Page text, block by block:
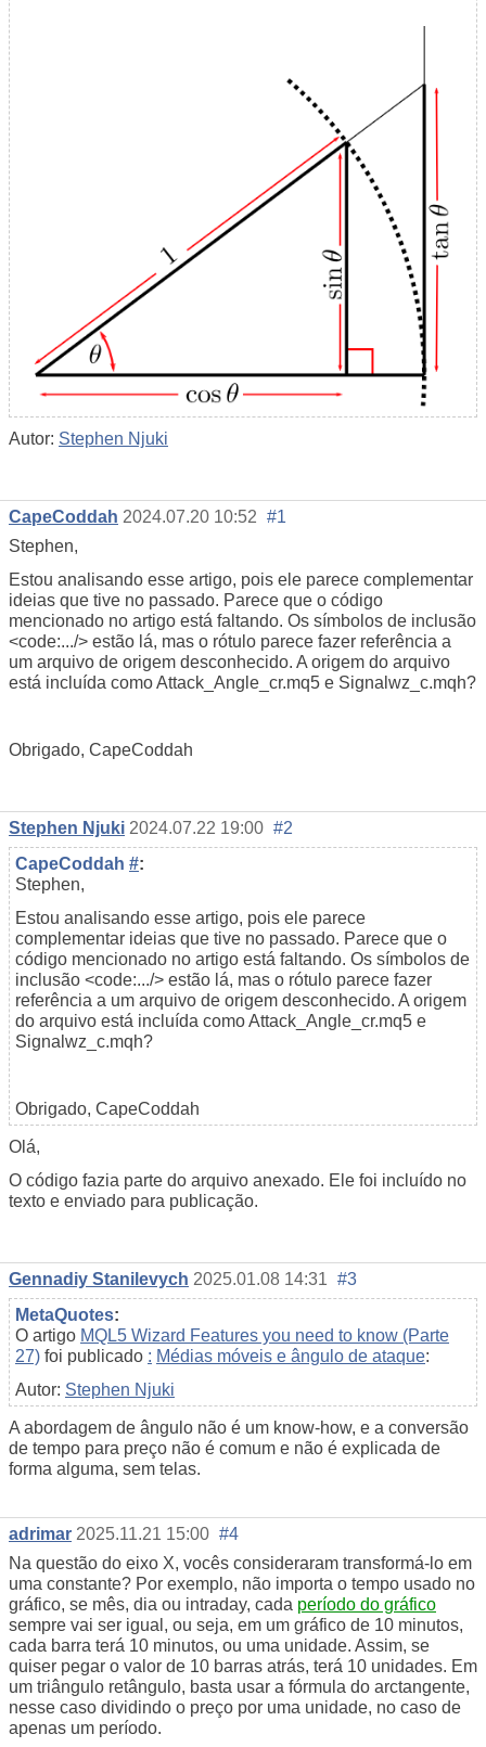
Autor: Stephen Njuki
CapeCoddah 2024.07.20 10:52 #1
Stephen,
Estou analisando esse artigo, pois ele parece complementar
ideias que tive no passado. Parece que o código
mencionado no artigo está faltando. Os símbolos de inclusão
<code:.../> estão lá, mas o rótulo parece fazer referência a
um arquivo de origem desconhecido. A origem do arquivo
está incluída como Attack_Angle_cr.mq5 e Signalwz_c.mqh?
Obrigado, CapeCoddah
Stephen Njuki 2024.07.22 19:00 #2
CapeCoddah #:
Stephen,
Estou analisando esse artigo, pois ele parece
complementar ideias que tive no passado. Parece que o
código mencionado no artigo está faltando. Os símbolos de
inclusão <code:.../> estão lá, mas o rótulo parece fazer
referência a um arquivo de origem desconhecido. A origem
do arquivo está incluída como Attack_Angle_cr.mq5 e
Signalwz_c.mqh?
Obrigado, CapeCoddah
Olá,
O código fazia parte do arquivo anexado. Ele foi incluído no
texto e enviado para publicação.
Gennadiy Stanilevych 2025.01.08 14:31 #3
MetaQuotes:
O artigo MQL5 Wizard Features you need to know (Parte
27) foi publicado : Médias móveis e ângulo de ataque:
Autor: Stephen Njuki
A abordagem de ângulo não é um know-how, e a conversão
de tempo para preço não é comum e não é explicada de
forma alguma, sem telas.
adrimar 2025.11.21 15:00 #4
Na questão do eixo X, vocês consideraram transformá-lo em
uma constante? Por exemplo, não importa o tempo usado no
gráfico, se mês, dia ou intraday, cada período do gráfico
sempre vai ser igual, ou seja, em um gráfico de 10 minutos,
cada barra terá 10 minutos, ou uma unidade. Assim, se
quiser pegar o valor de 10 barras atrás, terá 10 unidades. Em
um triângulo retângulo, basta usar a fórmula do arctangente,
nesse caso dividindo o preço por uma unidade, no caso de
apenas um período.